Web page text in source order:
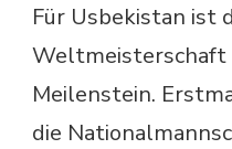
Für Usbekistan ist
Weltmeisterschaft
Meilenstein.
die